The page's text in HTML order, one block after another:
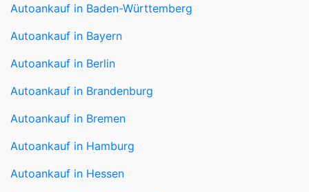
Autoankauf in Baden-Württemberg
Autoankauf in Bayern
Autoankauf in Berlin
Autoankauf in Brandenburg
Autoankauf in Bremen
Autoankauf in Hamburg
Autoankauf in Hessen